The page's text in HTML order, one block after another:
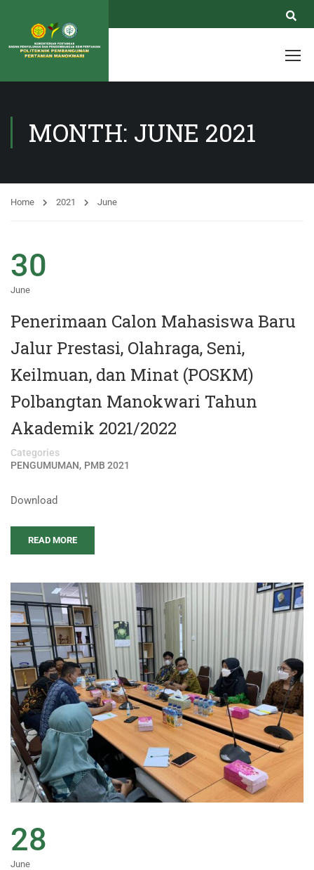
MONTH: JUNE 2021
Home 2021 June
30
June
Penerimaan Calon Mahasiswa Baru
Jalur Prestasi, Olahraga, Seni,
Keilmuan, dan Minat (POSKM)
Polbangtan Manokwari Tahun
Akademik 2021/2022
Categories
PENGUMUMAN, PMB 2021
Download
READ MORE
28
June